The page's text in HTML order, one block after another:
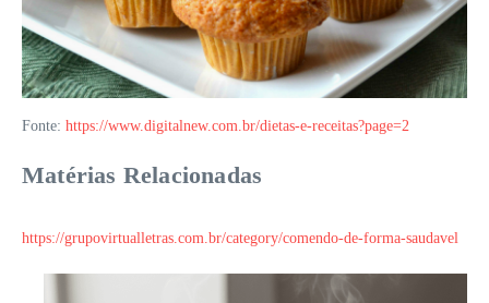
Fonte: https://www.digitalnew.com.br/dietas-e-receitas?page=2
Matérias Relacionadas
https://grupovirtualletras.com.br/category/comendo-de-forma-saudavel